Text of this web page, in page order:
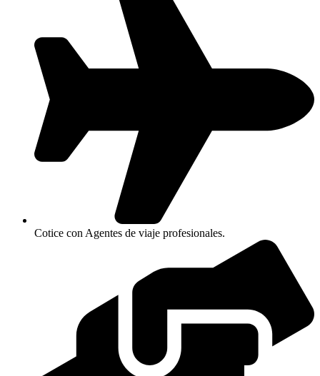
Cotice con Agentes de viaje profesionales.